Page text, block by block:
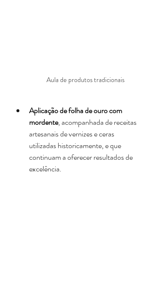
Aula de produtos tradicionais
Aplicação de folha de ouro com
mordente, acompanhada de receitas
artesanais de vernizes e ceras
utilizadas historicamente, e que
continuam a oferecer resultados de
excelência.